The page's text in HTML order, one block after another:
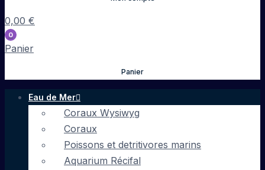
0,00 €
0
Panier
Panier
Eau de Mer
Coraux Wysiwyg
Coraux
Poissons et detritivores marins
Aquarium Récifal